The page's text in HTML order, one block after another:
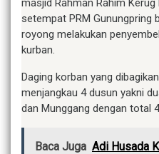
setempat PRM Gunungpring
royong melakukan
kurban.
Daging korban yang
menjangkau 4 dusun yakni
dan Munggang dengan total
Baca Juga Adi Husada